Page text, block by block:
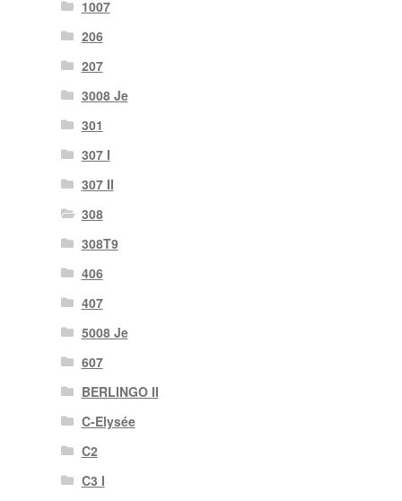
1007
206
207
3008 Je
301
307 I
307 II
308
308T9
406
407
5008 Je
607
BERLINGO II
C-Elysée
C2
C3 I